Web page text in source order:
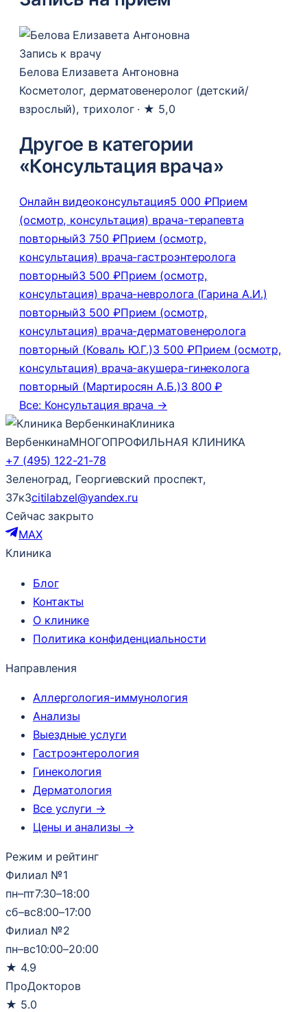
Запись к врачу
Белова Елизавета Антоновна
Косметолог, дерматовенеролог (детский/
взрослый), трихолог · ★ 5,0
Другое в категории
«Консультация врача»
Онлайн видеоконсультация5 000 ₽Прием
(осмотр, консультация) врача-терапевта
повторный3 750 ₽Прием (осмотр,
консультация) врача-гастроэнтеролога
повторный3 500 ₽Прием (осмотр,
консультация) врача-невролога (Гарина А.И.)
повторный3 500 ₽Прием (осмотр,
консультация) врача-дерматовенеролога
повторный (Коваль Ю.Г.)3 500 ₽Прием (осмотр,
консультация) врача-акушера-гинеколога
повторный (Мартиросян А.Б.)3 800 ₽
Все: Консультация врача →
Клиника
ВербенкинаМНОГОПРОФИЛЬНАЯ КЛИНИКА
+7 (495) 122-21-78
Зеленоград, Георгиевский проспект,
37к3citilabzel@yandex.ru
Сейчас закрыто
MAX
Клиника
Блог
Контакты
О клинике
Политика конфиденциальности
Направления
Аллергология-иммунология
Анализы
Выездные услуги
Гастроэнтерология
Гинекология
Дерматология
Все услуги →
Цены и анализы →
Режим и рейтинг
Филиал №1
пн–пт7:30–18:00
сб–вс8:00–17:00
Филиал №2
пн–вс10:00–20:00
★ 4.9
ПроДокторов
★ 5.0